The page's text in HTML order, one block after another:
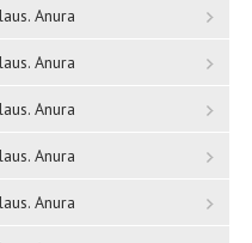
Anura
Anura
Anura
Anura
Anura